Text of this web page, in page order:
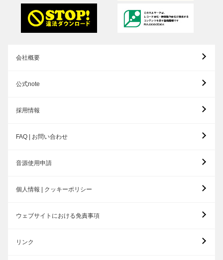
会社概要
公式note
採用情報
FAQ | お問い合わせ
音源使用申請
個人情報 | クッキーポリシー
ウェブサイトにおける免責事項
リンク